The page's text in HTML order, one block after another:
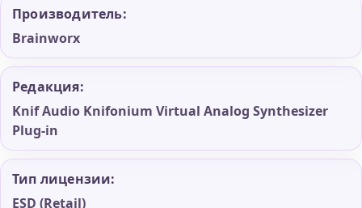
Производитель:
Brainworx
Редакция:
Knif Audio Knifonium Virtual Analog Synthesizer
Plug-in
Тип лицензии:
ESD (Retail)